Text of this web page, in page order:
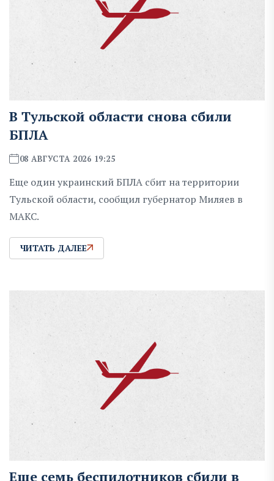
В Тульской области снова сбили
БПЛА
08 АВГУСТА 2026 19:25
Еще один украинский БПЛА сбит на территории
Тульской области, сообщил губернатор Миляев в
MAKC.
ЧИТАТЬ ДАЛЕЕ
Еще семь беспилотников сбили в